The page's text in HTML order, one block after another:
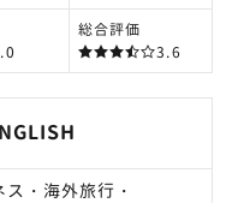
総合評価
3.6
・海外旅行・